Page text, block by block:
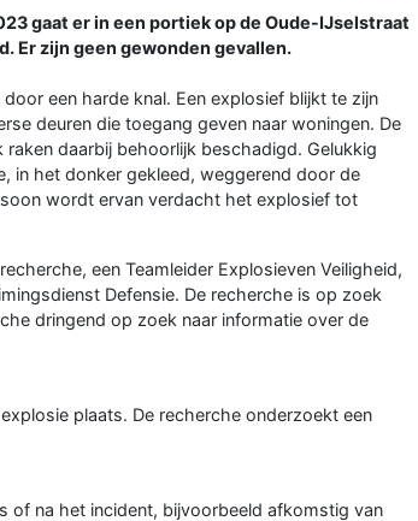
gaat er in een portiek op de Oude-IJselstraat
Er zijn geen gewonden gevallen.
een harde knal. Een explosief blijkt te zijn
deuren die toegang geven naar woningen. De
daarbij behoorlijk beschadigd. Gelukkig
in het donker gekleed, weggerend door de
wordt ervan verdacht het explosief tot
een Teamleider Explosieven Veiligheid,
Defensie. De recherche is op zoek
dringend op zoek naar informatie over de
plaats. De recherche onderzoekt een
of na het incident, bijvoorbeeld afkomstig van